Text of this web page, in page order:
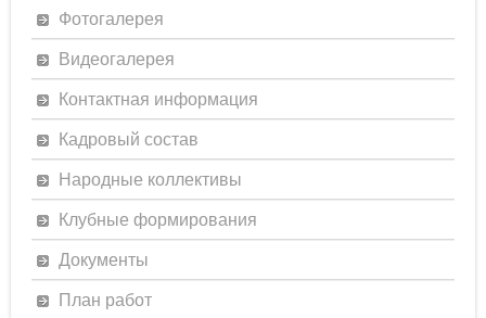
Фотогалерея
Видеогалерея
Контактная информация
Кадровый состав
Народные коллективы
Клубные формирования
Документы
План работ